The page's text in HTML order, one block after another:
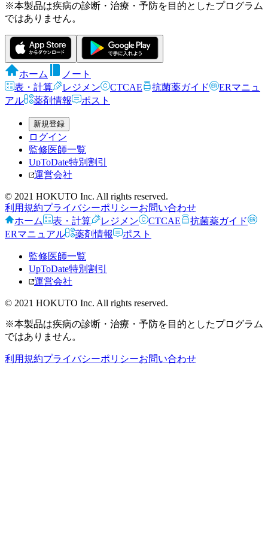
※本製品は疾病の診断・治療・予防を目的としたプログラム
ではありません。
ホーム
ノート
表・計算
レジメン CTCAE 抗菌薬ガイド
ERマニュ
アル
薬剤情報 ポスト
新規登録
ログイン
監修医師一覧
UpToDate特別割引
運営会社
© 2021 HOKUTO Inc. All rights reserved.
利用規約プライバシーポリシーお問い合わせ
ホーム
表・計算 レジメン CTCAE
抗菌薬ガイド
ERマニュアル
薬剤情報 ポスト
監修医師一覧
UpToDate特別割引
運営会社
© 2021 HOKUTO Inc. All rights reserved.
※本製品は疾病の診断・治療・予防を目的としたプログラム
ではありません。
利用規約プライバシーポリシーお問い合わせ